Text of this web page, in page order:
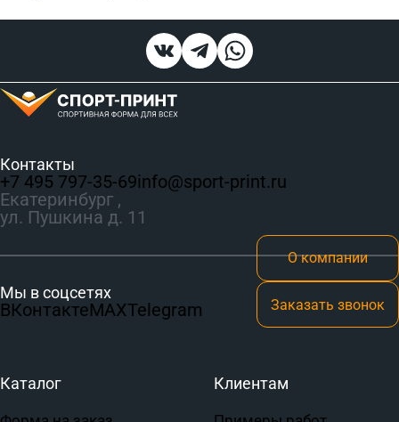
Контакты
+7 495 797‑35-69info@sport-print.ru
Екатеринбург ,
ул. Пушкина д. 11
Мы в соцсетях
ВКонтактеMAXTelegram
О компании
Заказать звонок
Каталог Клиентам